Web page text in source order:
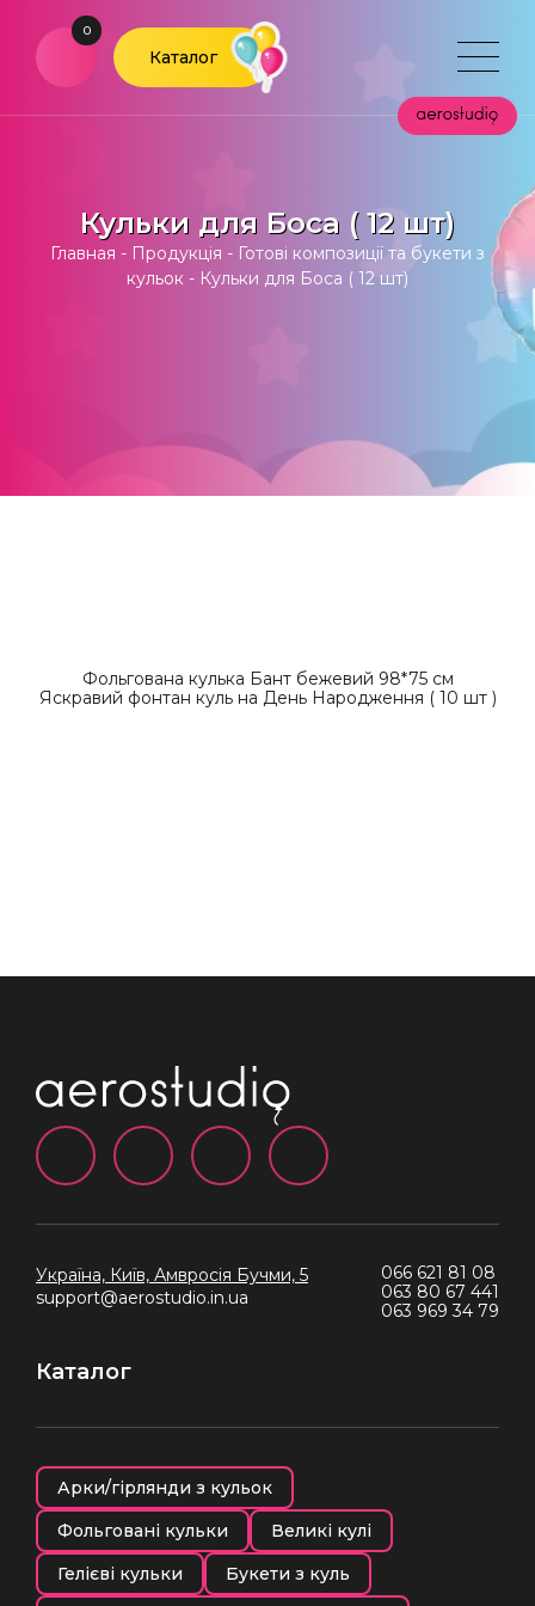
0
Каталог
Кульки для Боса ( 12 шт)
Главная - Продукція - Готові композиції та букети з
кульок - Кульки для Боса ( 12 шт)
Фольгована кулька Бант бежевий 98*75 см
Яскравий фонтан куль на День Народження ( 10 шт )
Україна, Київ, Амвросія Бучми, 5
support@aerostudio.in.ua
066 621 81 08
063 80 67 441
063 969 34 79
Каталог
Арки/гірлянди з кульок
Фольговані кульки
Великі кулі
Гелієві кульки
Букети з куль